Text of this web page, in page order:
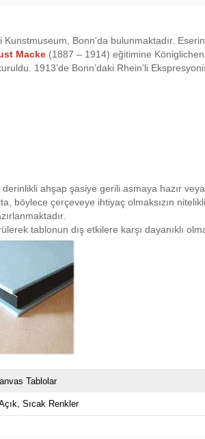
Bonn'da bulunmaktadır.
Macke (1887 – 1914) eğitimine Königlichen
1913’de Bonn’daki Rhein’li
ahşap şasiye gerili asmaya hazır
çerçeveye ihtiyaç olmaksızın
tablonun dış etkilere karşı dayanıklı
Tablolar
Sıcak Renkler